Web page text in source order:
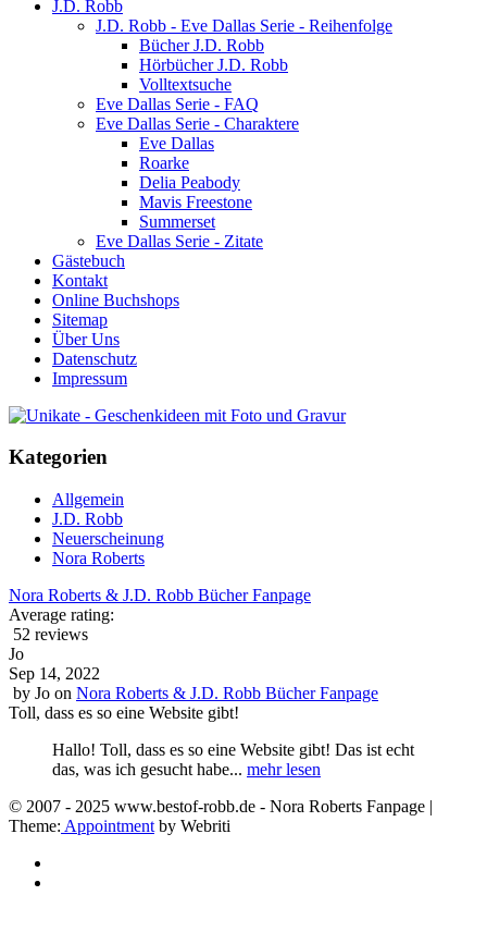
J.D. Robb
J.D. Robb - Eve Dallas Serie - Reihenfolge
Bücher J.D. Robb
Hörbücher J.D. Robb
Volltextsuche
Eve Dallas Serie - FAQ
Eve Dallas Serie - Charaktere
Eve Dallas
Roarke
Delia Peabody
Mavis Freestone
Summerset
Eve Dallas Serie - Zitate
Gästebuch
Kontakt
Online Buchshops
Sitemap
Über Uns
Datenschutz
Impressum
Kategorien
Allgemein
J.D. Robb
Neuerscheinung
Nora Roberts
Nora Roberts & J.D. Robb Bücher Fanpage
Average rating:
52 reviews
Jo
Sep 14, 2022
by Jo on Nora Roberts & J.D. Robb Bücher Fanpage
Toll, dass es so eine Website gibt!
Hallo! Toll, dass es so eine Website gibt! Das ist echt
das, was ich gesucht habe... mehr lesen
© 2007 - 2025 www.bestof-robb.de - Nora Roberts Fanpage |
Theme: Appointment by Webriti